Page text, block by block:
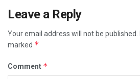
Leave a Reply
Your email address will not be published.
marked *
Comment *